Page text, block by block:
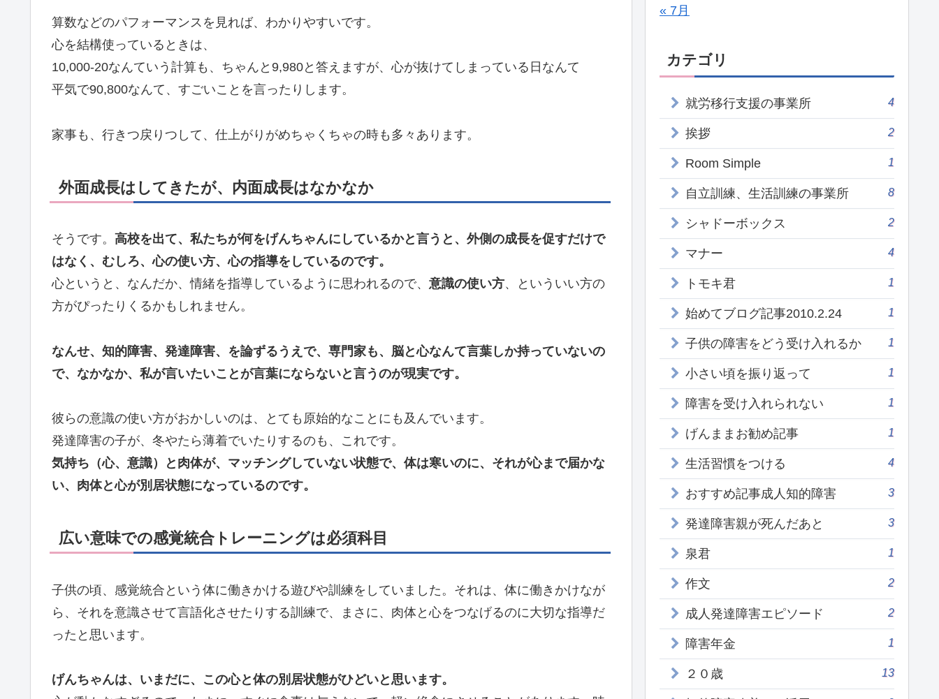
算数などのパフォーマンスを見れば、わかりやすいです。
心を結構使っているときは、
10,000-20なんていう計算も、ちゃんと9,980と答えますが、心が抜けてしまっている日なんて
平気で90,800なんて、すごいことを言ったりします。
家事も、行きつ戻りつして、仕上がりがめちゃくちゃの時も多々あります。
外面成長はしてきたが、内面成長はなかなか
そうです。 高校を出て、私たちが何をげんちゃんにしているかと言うと、外側の成長を促すだけで
はなく、むしろ、心の使い方、心の指導をしているのです。
心というと、なんだか、情緒を指導しているように思われるので、 意識の使い方、といういい方の
方がぴったりくるかもしれません。
なんせ、知的障害、発達障害、を論ずるうえで、専門家も、脳と心なんて言葉しか持っていないの
で、なかなか、私が言いたいことが言葉にならないと言うのが現実です。
彼らの意識の使い方がおかしいのは、とても原始的なことにも及んでいます。
発達障害の子が、冬やたら薄着でいたりするのも、これです。
気持ち（心、意識）と肉体が、マッチングしていない状態で、体は寒いのに、それが心まで届かな
い、肉体と心が別居状態になっているのです。
広い意味での感覚統合トレーニングは必須科目
子供の頃、感覚統合という体に働きかける遊びや訓練をしていました。それは、体に働きかけなが
ら、それを意識させて言語化させたりする訓練で、まさに、肉体と心をつなげるのに大切な指導だ
ったと思います。
げんちゃんは、いまだに、この心と体の別居状態がひどいと思います。
« 7月
カテゴリ
就労移行支援の事業所 4
挨拶 2
Room Simple 1
自立訓練、生活訓練の事業所 8
シャドーボックス 2
マナー 4
トモキ君 1
始めてブログ記事2010.2.24 1
子供の障害をどう受け入れるか 1
小さい頃を振り返って 1
障害を受け入れられない 1
げんままお勧め記事 1
生活習慣をつける 4
おすすめ記事成人知的障害 3
発達障害親が死んだあと 3
泉君 1
作文 2
成人発達障害エピソード 2
障害年金 1
２０歳 13